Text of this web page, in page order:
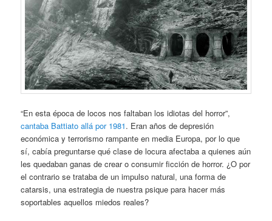
“En esta época de locos nos faltaban los idiotas del horror”,
cantaba Battiato allá por 1981. Eran años de depresión
económica y terrorismo rampante en media Europa, por lo que
sí, cabía preguntarse qué clase de locura afectaba a quienes aún
les quedaban ganas de crear o consumir ficción de horror. ¿O por
el contrario se trataba de un impulso natural, una forma de
catarsis, una estrategia de nuestra psique para hacer más
soportables aquellos miedos reales?